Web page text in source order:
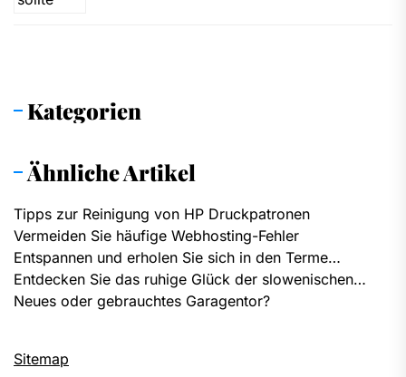
Kategorien
Ähnliche Artikel
Tipps zur Reinigung von HP Druckpatronen
Vermeiden Sie häufige Webhosting-Fehler
Entspannen und erholen Sie sich in den Terme…
Entdecken Sie das ruhige Glück der slowenischen…
Neues oder gebrauchtes Garagentor?
Sitemap